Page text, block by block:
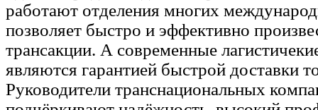
работают отделения многих
позволяет быстро и эффективно
трансакции. А современные
являются гарантией быстрой доставки
Руководители транснациональных